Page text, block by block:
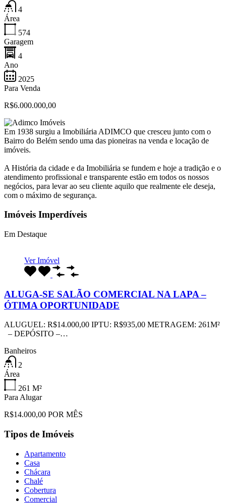
4
Área
574
Garagem
4
Ano
2025
Para Venda
R$6.000.000,00
Em 1938 surgiu a Imobiliária ADIMCO que cresceu junto com o
Bairro do Belém sendo uma das pioneiras na venda e locação de
imóveis.
A História da cidade e da Imobiliária se fundem e hoje a tradição e o
atendimento profissional e transparente estão em todos os nossos
negócios, para levar ao seu cliente aquilo que realmente ele deseja,
com o máximo de segurança.
Imóveis Imperdíveis
Em Destaque
Ver Imóvel
ALUGA-SE SALÃO COMERCIAL NA LAPA –
ÓTIMA OPORTUNIDADE
ALUGUEL: R$14.000,00 IPTU: R$935,00 METRAGEM: 261M²
– DEPÓSITO –…
Banheiros
2
Área
261 M²
Para Alugar
R$14.000,00 POR MÊS
Tipos de Imóveis
Apartamento
Casa
Chácara
Chalé
Cobertura
Comercial